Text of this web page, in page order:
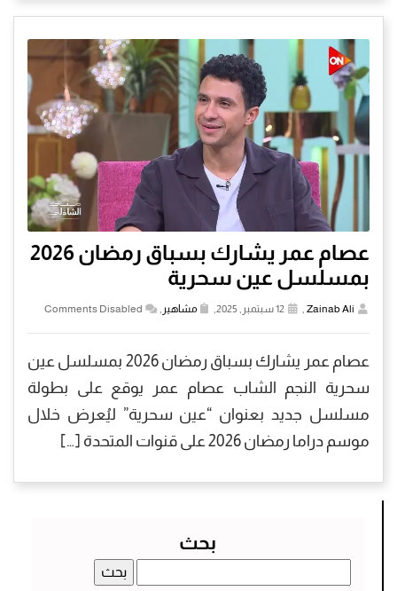
عصام عمر يشارك بسباق رمضان 2026
بمسلسل عين سحرية
Zainab Ali مشاهير Comments Disabled
عصام عمر يشارك بسباق رمضان 2026 بمسلسل عين
سحرية النجم الشاب عصام عمر يوقع على بطولة
مسلسل جديد بعنوان “عين سحرية” ليُعرض خلال
موسم دراما رمضان 2026 على قنوات المتحدة […]
بحث